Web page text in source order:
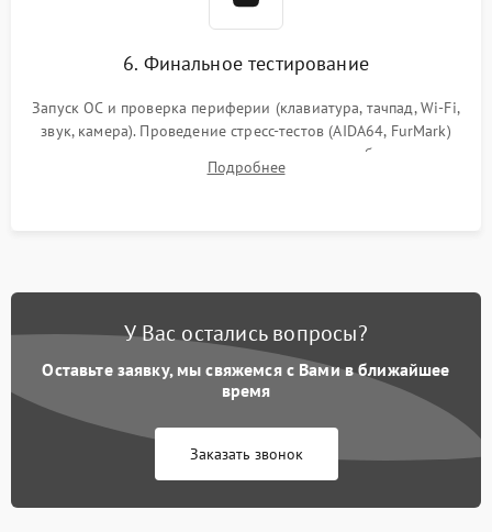
6. Финальное тестирование
Запуск ОС и проверка периферии (клавиатура, тачпад, Wi-Fi,
звук, камера). Проведение стресс-тестов (AIDA64, FurMark)
для контроля температурного режима и стабильности
системы под пиковой нагрузкой.
Подробнее
У Вас остались вопросы?
Оставьте заявку, мы свяжемся с Вами в ближайшее
время
Заказать звонок